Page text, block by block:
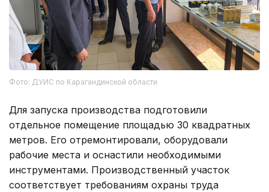
Фото: ДУИС по Карагандинской области
Для запуска производства подготовили
отдельное помещение площадью 30 квадратных
метров. Его отремонтировали, оборудовали
рабочие места и оснастили необходимыми
инструментами. Производственный участок
соответствует требованиям охраны труда